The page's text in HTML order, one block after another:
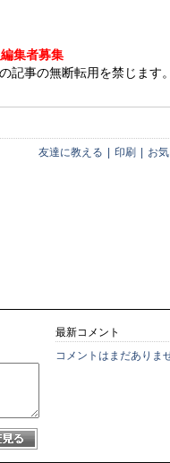
集者募集
記事の無断転用を禁じます
友達に教える 印刷 お
最新コメント
コメントはまだありま